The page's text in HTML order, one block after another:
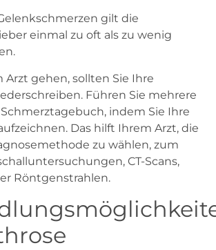
gilt die
einmal zu oft als zu wenig
Arzt gehen, sollten Sie Ihre
Führen Sie mehrere
indem Sie Ihre
Das hilft Ihrem Arzt, die
zu wählen, zum
CT-Scans,
Röntgenstrahlen.